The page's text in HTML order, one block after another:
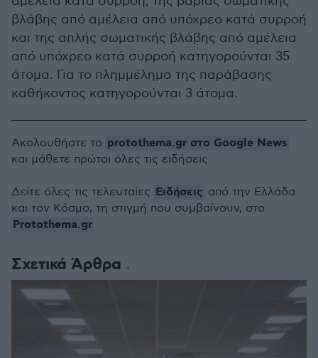
βλάβης από αμέλεια από υπόχρεο κατά συρροή
και της απλής σωματικής βλάβης από αμέλεια
από υπόχρεο κατά συρροή κατηγορούνται 35
άτομα. Για το πλημμέλημα της παράβασης
καθήκοντος κατηγορούνται 3 άτομα.
Σχετικά Άρθρα
Ακολουθήστε το protothema.gr στο Google News
και μάθετε πρώτοι όλες τις ειδήσεις
Δείτε όλες τις τελευταίες Ειδήσεις από την Ελλάδα
και τον Κόσμο, τη στιγμή που συμβαίνουν, στο
Protothema.gr